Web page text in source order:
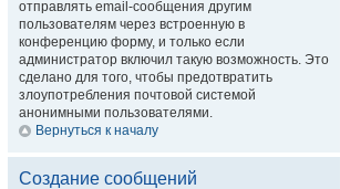
отправлять email-сообщения другим
пользователям через встроенную в
конференцию форму, и только если
администратор включил такую возможность. Это
сделано для того, чтобы предотвратить
злоупотребления почтовой системой
анонимными пользователями.
Вернуться к началу
Создание сообщений